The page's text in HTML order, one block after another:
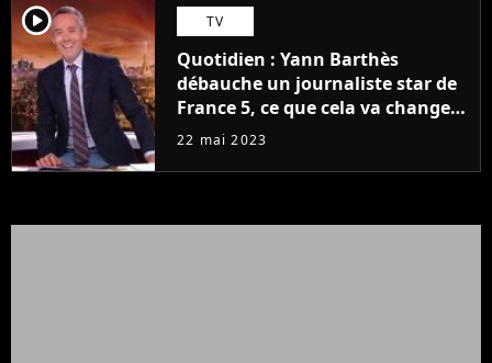
player2 TV
Quotidien : Yann Barthès
débauche un journaliste star de
France 5, ce que cela va changer
à la rentrée
22 mai 2023